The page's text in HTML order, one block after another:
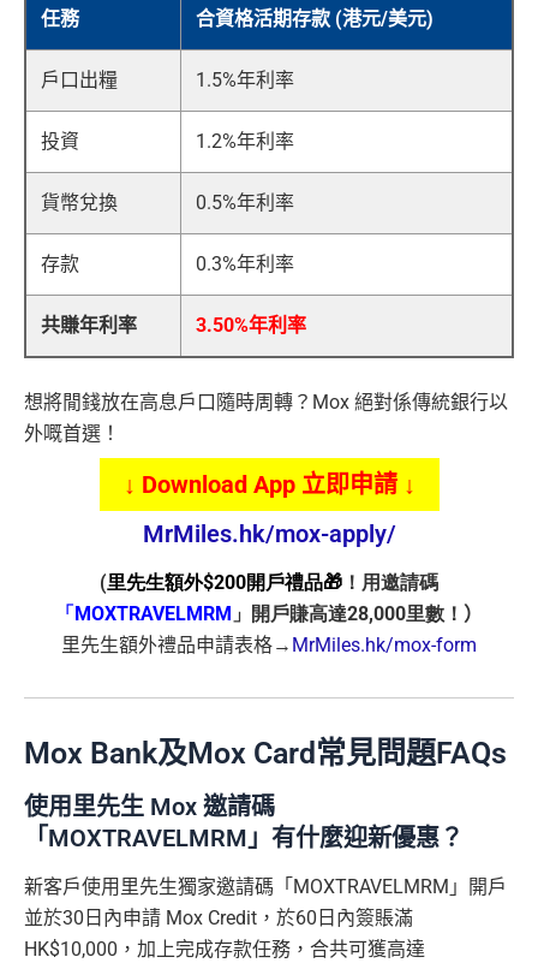
任務 合資格活期存款 (港元/美元)
戶口出糧 1.5%年利率
投資 1.2%年利率
貨幣兌換 0.5%年利率
存款 0.3%年利率
共賺年利率 3.50%年利率
想將閒錢放在高息戶口隨時周轉？Mox 絕對係傳統銀行以
外嘅首選！
↓ Download App 立即申請 ↓
MrMiles.hk/mox-apply/
(里先生額外$200開戶禮品🎁 ！用邀請碼
「MOXTRAVELMRM 」開戶賺高達28,000里數！ ）
里先生額外禮品申請表格→ MrMiles.hk/mox-form
Mox Bank及Mox Card常見問題FAQs
使用里先生 Mox 邀請碼
「MOXTRAVELMRM」有什麼迎新優惠？
新客戶使用里先生獨家邀請碼「MOXTRAVELMRM」開戶
並於30日內申請 Mox Credit，於60日內簽賬滿
HK$10,000，加上完成存款任務，合共可獲高達